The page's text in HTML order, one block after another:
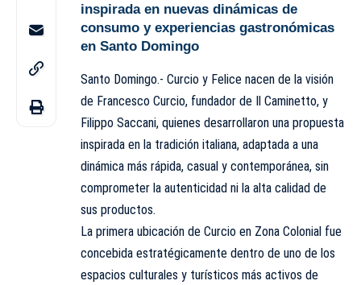
inspirada en nuevas dinámicas de
consumo y experiencias gastronómicas
en Santo Domingo
Santo Domingo.- Curcio y Felice nacen de la visión
de Francesco Curcio, fundador de Il Caminetto, y
Filippo Saccani, quienes desarrollaron una propuesta
inspirada en la tradición italiana, adaptada a una
dinámica más rápida, casual y contemporánea, sin
comprometer la autenticidad ni la alta calidad de
sus productos.
La primera ubicación de Curcio en Zona Colonial fue
concebida estratégicamente dentro de uno de los
espacios culturales y turísticos más activos de